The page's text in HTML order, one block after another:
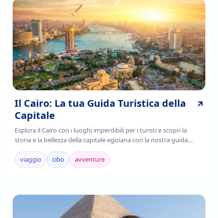
Il Cairo: La tua Guida Turistica della
Capitale
Esplora il Cairo con i luoghi imperdibili per i turisti e scopri la
storia e la bellezza della capitale egiziana con la nostra guida
completa. Leggi ora!
viaggio
cibo avventure